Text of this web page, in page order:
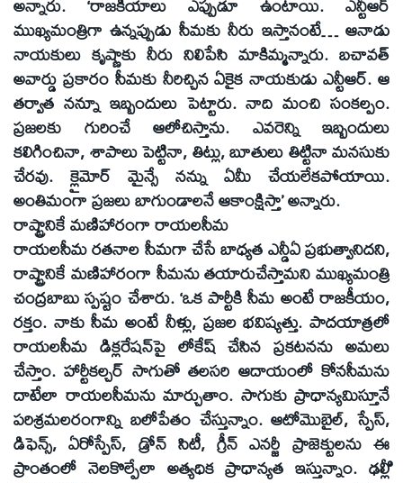
ముఖ్యమంత్రిగా ఉన్నప్పుడు సీమకు నీరు ఇస్తానంటే… ఆనాడు
నాయకులు కృష్ణాకు నీరు నిలిపేసి మాకిమ్మన్నారు. బచావత్‌
అవార్డు ప్రకారం సీమకు నీరిచ్చిన ఏకైక నాయకుడు ఎన్టీఆర్‌. ఆ
తర్వాత నన్నూ ఇబ్బందులు పెట్టారు. నాది మంచి సంకల్పం.
ప్రజలకు గురించే ఆలోచిస్తాను. ఎవరెన్ని ఇబ్బందులు
కలిగించినా, శాపాలు పెట్టినా, తిట్లు, బూతులు తిట్టినా మనసుకు
చేరవు. క్లైమోర్‌ మైన్సే నన్ను ఏమీ చేయలేకపోయాయి.
అంతిమంగా ప్రజలు బాగుండాలనే ఆకాంక్షిస్తా’ అన్నారు.
రాష్ట్రానికే మణిహారంగా రాయలసీమ
రాయలసీమ రతనాల సీమగా చేసే బాధ్యత ఎన్డీఏ ప్రభుత్వానిదని,
రాష్ట్రానికే మణిహారంగా సీమను తయారుచేస్తామని ముఖ్యమంత్రి
చంద్రబాబు స్పష్టం చేశారు. ‘ఒక పార్టీకి సీమ అంటే రాజకీయం,
రక్తం. నాకు సీమ అంటే నీళ్లు, ప్రజల భవిష్యత్తు. పాదయాత్రలో
రాయలసీమ డిక్లరేషన్‌పై లోకేష్‌ చేసిన ప్రకటనను అమలు
చేస్తాం. హార్టీకల్చర్‌ సాగుతో తలసరి ఆదాయంలో కోనసీమను
దాటేలా రాయలసీమను మార్చుతాం. సాగుకు ప్రాధాన్యమిస్తూనే
పరిశ్రమలరంగాన్ని బలోపేతం చేస్తున్నాం. ఆటోమొబైల్‌, స్పేస్‌,
డిఫెన్స్‌, ఏరోస్పేస్‌, డ్రోన్‌ సిటీ, గ్రీన్‌ ఎనర్జీ ప్రాజెక్టులను ఈ
ప్రాంతంలో నెలకొల్పేలా అత్యధిక ప్రాధాన్యత ఇస్తున్నాం. ఢల్లీి